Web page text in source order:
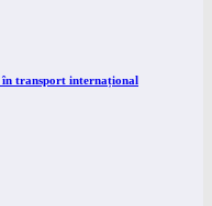
în transport internațional